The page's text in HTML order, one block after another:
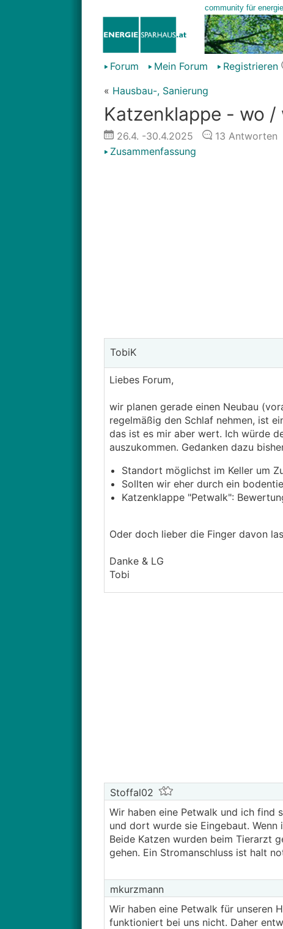
Forum Mein Forum Registrieren
« Hausbau-, Sanierung
Katzenklappe - wo /
26.4. -30.4.2025 13 Antworten
Zusammenfassung
TobiK
Liebes Forum,
wir planen gerade einen Neubau
regelmäßig den Schlaf nehmen, ist
das ist es mir aber wert. Ich würde
auszukommen. Gedanken dazu
Standort möglichst im Keller um
Sollten wir eher durch ein
Katzenklappe "Petwalk":
Oder doch lieber die Finger davon
Danke & LG
Tobi
Stoffal02
Wir haben eine Petwalk und ich find
und dort wurde sie Eingebaut.
Beide Katzen wurden beim Tierarzt
gehen. Ein Stromanschluss ist halt
mkurzmann
Wir haben eine Petwalk für unseren
funktioniert bei uns nicht. Daher